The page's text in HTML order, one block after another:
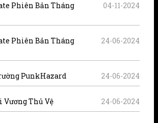
Phiên Bản Tháng
04-11-2024
Phiên Bản Tháng
24-06-2024
PunkHazard 24-06-2024
Thủ Vệ 24-06-2024